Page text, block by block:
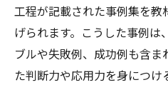
工程が記載された事例集を
げられます。こうした事例は
ブルや失敗例、成功例も含
た判断力や応用力を身につ